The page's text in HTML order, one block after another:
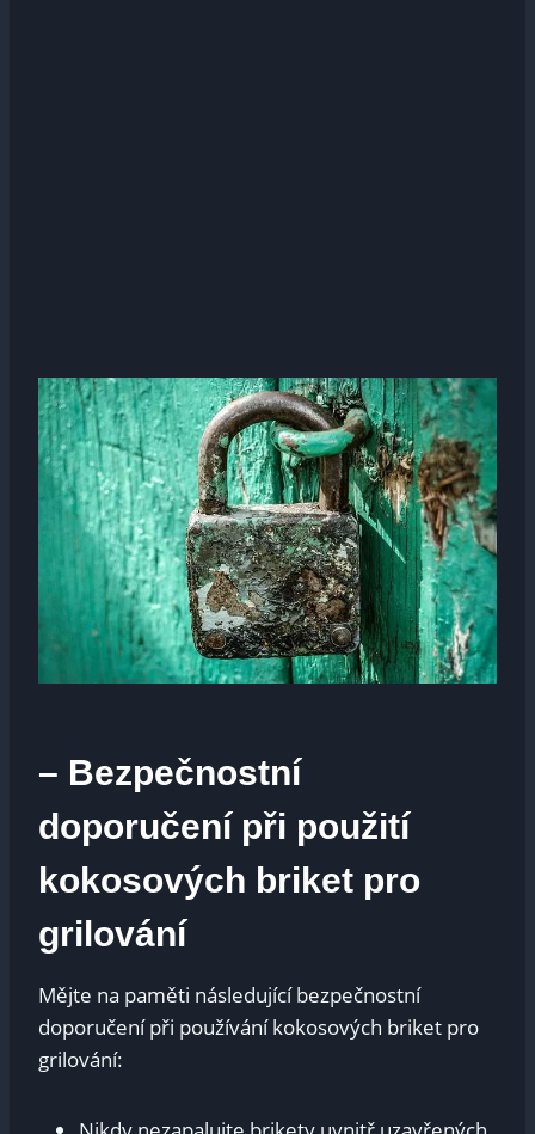
– Bezpečnostní
doporučení při použití
kokosových briket pro
grilování
Mějte na paměti následující bezpečnostní
doporučení při používání kokosových briket pro
grilování: